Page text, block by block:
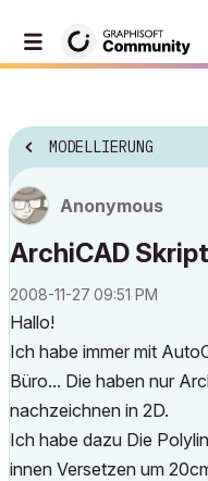
MODELLIERUNG
Anonymous
ArchiCAD Skript
‎2008-11-27 09:51 PM
Hallo!
Ich habe immer mit
Büro... Die haben nur
nachzeichnen in 2D.
Ich habe dazu Die
innen Versetzen um